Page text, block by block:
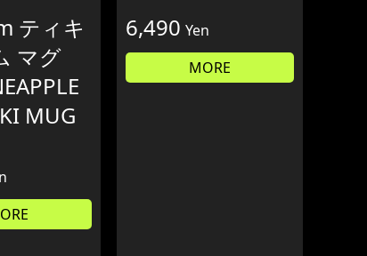
ティキ
マグ
MUG
6,490 Yen
MORE